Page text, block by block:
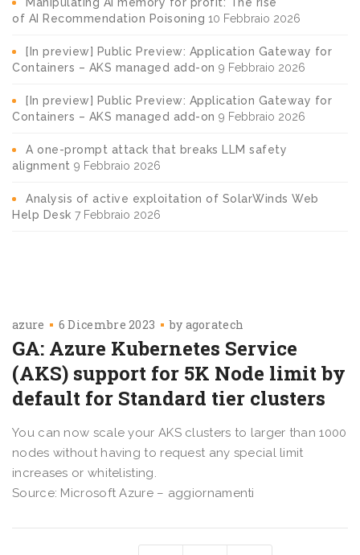
of AI Recommendation Poisoning 10 Febbraio 2026
[In preview] Public Preview: Application Gateway for
Containers – AKS managed add-on 9 Febbraio 2026
[In preview] Public Preview: Application Gateway for
Containers – AKS managed add-on 9 Febbraio 2026
A one-prompt attack that breaks LLM safety
alignment 9 Febbraio 2026
Analysis of active exploitation of SolarWinds Web
Help Desk 7 Febbraio 2026
azure 6 Dicembre 2023 by agoratech
GA: Azure Kubernetes Service
(AKS) support for 5K Node limit by
default for Standard tier clusters
You can now scale your AKS clusters to larger than 1000
nodes without having to request any special limit
increases or whitelisting.
Source: Microsoft Azure – aggiornamenti